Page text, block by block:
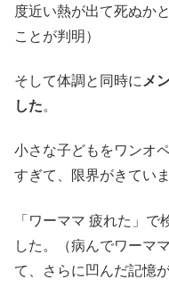
度近い熱が出て死ぬか
ことが判明）
そして体調と同時に メ
した。
小さな子どもをワンオ
すぎて、限界がきていま
「ワーママ 疲れた」
した。（病んでワーマ
て、さらに凹んだ記憶